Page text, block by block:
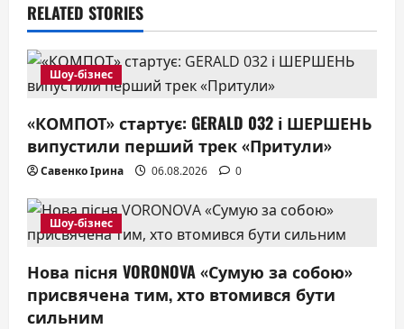
i
g
a
t
i
o
n
RELATED STORIES
Шоу-бізнес
«КОМПОТ» стартує: GERALD 032 і ШЕРШЕНЬ
випустили перший трек «Притули»
Савенко Ірина 06.08.2026 0
Шоу-бізнес
Нова пісня VORONOVA «Сумую за собою»
присвячена тим, хто втомився бути
сильним